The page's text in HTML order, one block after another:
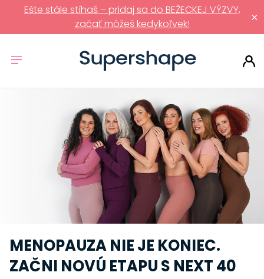
×
Ešte stále stíhaš – pridaj sa do BEŽECKEJ VÝZVY,
začať môžeš kedykoľvek!
MENOPAUZA NIE JE KONIEC.
ZAČNI NOVÚ ETAPU S NEXT 40